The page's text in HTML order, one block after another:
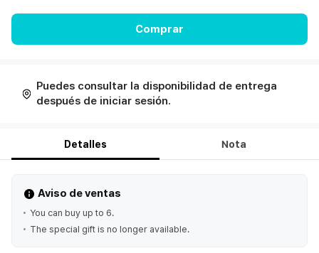
Comprar
Puedes consultar la disponibilidad de entrega
después de iniciar sesión.
Detalles Nota
Aviso de ventas
You can buy up to 6.
The special gift is no longer available.